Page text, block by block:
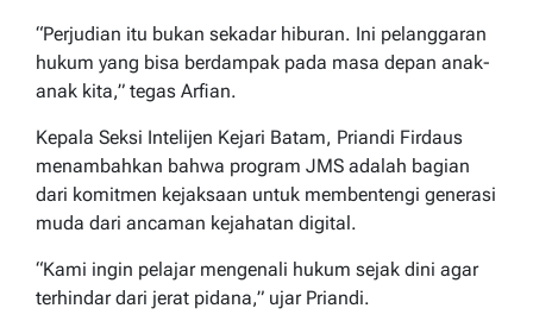
“Perjudian itu bukan sekadar hiburan. Ini pelanggaran
hukum yang bisa berdampak pada masa depan anak-
anak kita,” tegas Arfian.
Kepala Seksi Intelijen Kejari Batam, Priandi Firdaus
menambahkan bahwa program JMS adalah bagian
dari komitmen kejaksaan untuk membentengi generasi
muda dari ancaman kejahatan digital.
“Kami ingin pelajar mengenali hukum sejak dini agar
terhindar dari jerat pidana,” ujar Priandi.